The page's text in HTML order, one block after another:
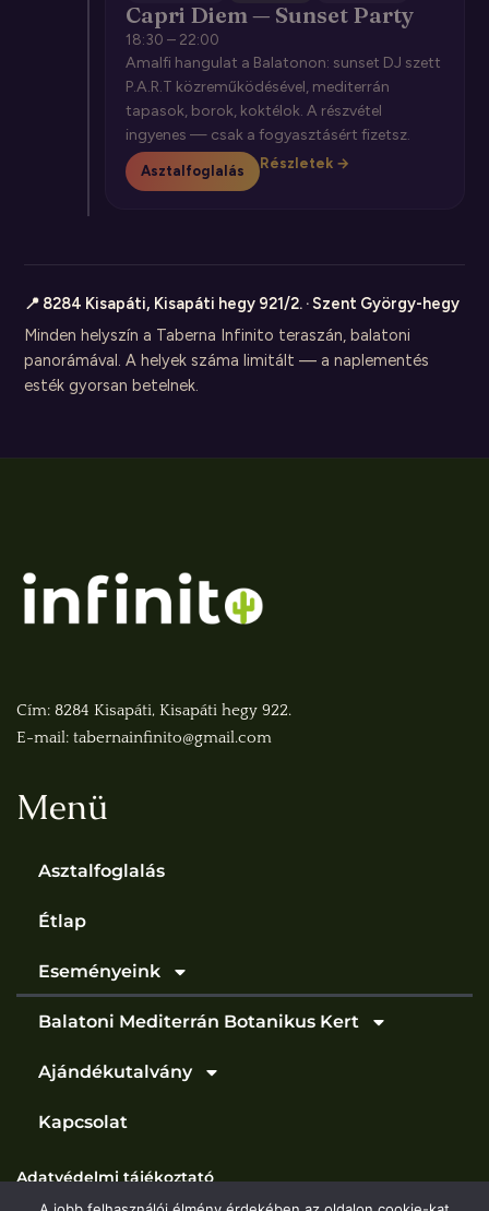
Capri Diem — Sunset Party
18:30 – 22:00
Amalfi hangulat a Balatonon: sunset DJ szett
P.A.R.T közreműködésével, mediterrán
tapasok, borok, koktélok. A részvétel
ingyenes — csak a fogyasztásért fizetsz.
Asztalfoglalás Részletek →
📍 8284 Kisapáti, Kisapáti hegy 921/2. · Szent György-hegy
Minden helyszín a Taberna Infinito teraszán, balatoni
panorámával. A helyek száma limitált — a naplementés
esték gyorsan betelnek.
Cím: 8284 Kisapáti, Kisapáti hegy 922.
E-mail: tabernainfinito@gmail.com
Menü
Asztalfoglalás
Étlap
Eseményeink
Balatoni Mediterrán Botanikus Kert
Ajándékutalvány
Kapcsolat
Adatvédelmi tájékoztató